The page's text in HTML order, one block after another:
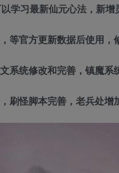
学习最新仙元心法，新增
等官方更新数据后使用，
系统修改和完善，镇魔系
刷怪脚本完善，老兵处增